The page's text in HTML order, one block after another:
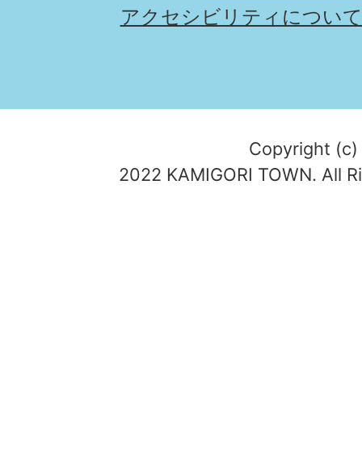
アクセシビリティについて
Copyright (c)
2022 KAMIGORI TOWN. All